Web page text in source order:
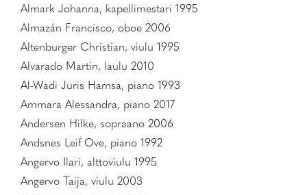
Almark Johanna, kapellimestari 1995
Almazán Francisco, oboe 2006
Altenburger Christian, viulu 1995
Alvarado Martin, laulu 2010
Al-Wadi Juris Hamsa, piano 1993
Ammara Alessandra, piano 2017
Andersen Hilke, sopraano 2006
Andsnes Leif Ove, piano 1992
Angervo Ilari, alttoviulu 1995
Angervo Taija, viulu 2003